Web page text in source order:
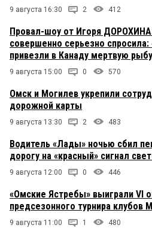
9 августа 16:30 2 412
Провал-шоу от Игоря
совершенно серьезно
привезли в Канаду мертвую
9 августа 15:00 0 570
Омск и Могилев укрепили
дорожной карты
9 августа 13:30 2 483
Водитель «Лады» ночью сбил
дорогу на «красный» сигнал
9 августа 12:00 0 446
«Омские Ястребы» выиграли VI
предсезонного турнира клубов
9 августа 11:00 1 480